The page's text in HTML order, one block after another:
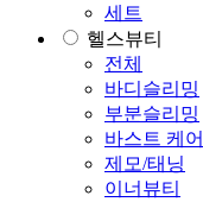
세트
헬스뷰티
전체
바디슬리밍
부분슬리밍
바스트 케어
제모/태닝
이너뷰티